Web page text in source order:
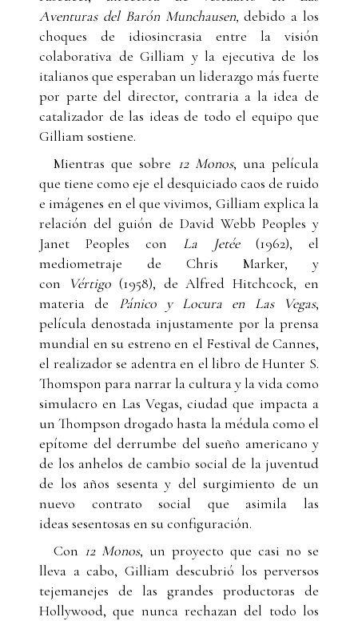
Aventuras del Barón Munchausen,debido a los
choques de idiosincrasia entre la visión
colaborativa de Gilliam y la ejecutiva de los
italianos que esperaban un liderazgo más fuerte
por parte del director, contraria a la idea de
catalizador de las ideas de todo el equipo que
Gilliam sostiene.
Mientras que sobre 12 Monos, una película
que tiene como eje el desquiciado caos de ruido
e imágenes en el que vivimos, Gilliam explica la
relación del guión de David Webb Peoples y
Janet Peoples con La Jetée(1962), el
mediometraje de Chris Marker, y
con
Vértigo(1958), de Alfred Hitchcock, en
materia de Pánico y Locura en Las Vegas,
película denostada injustamente por la prensa
mundial en su estreno en el Festival de Cannes,
el realizador se adentra en el libro de Hunter S.
Thomspon para narrar la cultura y la vida como
simulacro en Las Vegas, ciudad que impacta a
un Thompson drogado hasta la médula como el
epítome del derrumbe del sueño americano y
de los anhelos de cambio social de la juventud
de los años sesenta y del surgimiento de un
nuevo contrato social que asimila las
ideas sesentosas en su configuración.
Con 12 Monos, un proyecto que casi no se
lleva a cabo, Gilliam descubrió los perversos
tejemanejes de las grandes productoras de
Hollywood, que nunca rechazan del todo los